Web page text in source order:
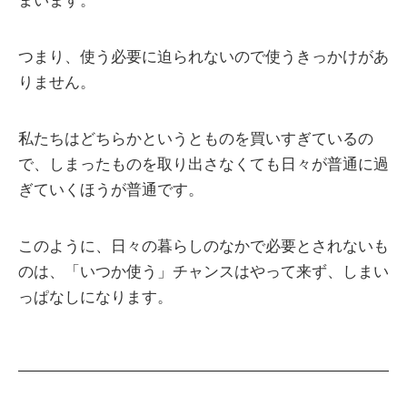
つまり、使う必要に迫られないので使うきっかけがあ
りません。
私たちはどちらかというとものを買いすぎているの
で、しまったものを取り出さなくても日々が普通に過
ぎていくほうが普通です。
このように、日々の暮らしのなかで必要とされないも
のは、「いつか使う」チャンスはやって来ず、しまい
っぱなしになります。